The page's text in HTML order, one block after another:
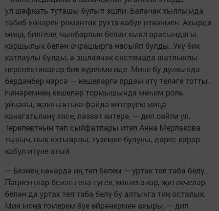
ул шәфкать туташы булып эшли. Балачак хыялымда
табиб һөнәрен романтик рухта кабул иткәнмен. Ахырда
миңа, билгеле, чынбарлык белән хыял арасындагы
каршылык белән очрашырга насыйп булды. Уку бик
катлаулы булды, ә эшләячәк системада шатлыклы
перспективалар бик күренми иде. Мине бу дулкында
бердәнбер нәрсә — кешеләргә ярдәм итү теләге тотты.
Һөнәремнең кешеләр тормышында мөһим роль
уйнавы, җәмгыятькә файда китерүем миңа
канәгатьләнү хисе, ләззәт китерә, — дип сөйли ул.
Терапевтның төп сыйфатлары итеп Анна Мерлакова
тыныч, нык ихтыярлы, түземле булуны, дөрес карар
кабул итүне атый.
— Безнең һөнәрдә иң төп белем — уртак тел таба белү.
Пациентлар белән генә түгел, коллегалар, җитәкчеләр
белән дә уртак тел таба белү бу алтынга тиң осталык.
Мин моңа гомерем буе өйрәнермен ахыры, — дип